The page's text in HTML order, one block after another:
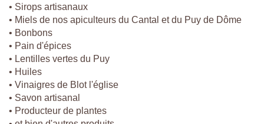
• Sirops artisanaux
• Miels de nos apiculteurs du Cantal et du Puy de Dôme
• Bonbons
• Pain d'épices
• Lentilles vertes du Puy
• Huiles
• Vinaigres de Blot l'église
• Savon artisanal
• Producteur de plantes